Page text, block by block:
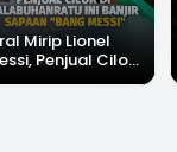
Mirip Lionel
Penjual Cilok
Ini